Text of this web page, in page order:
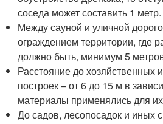
соседа может составить 1 метр.
Между сауной и уличной
ограждением территории, где
должно быть, минимум 5
Расстояние до хозяйственных
построек – от 6 до 15 м в
материалы применялись для
До садов, лесопосадок и иных